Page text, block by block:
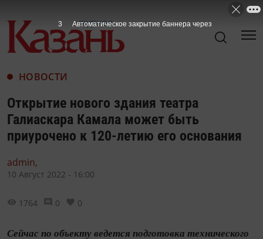
НОВОСТИ
Открытие нового здания театра
Галиаскара Камала может быть
приурочено к 120-летию его основания
admin,
10 Август 2022 - 16:00
1764 0 0
Сейчас по объекту ведется подготовка технического
2 Автоматическое закрытие баннера через